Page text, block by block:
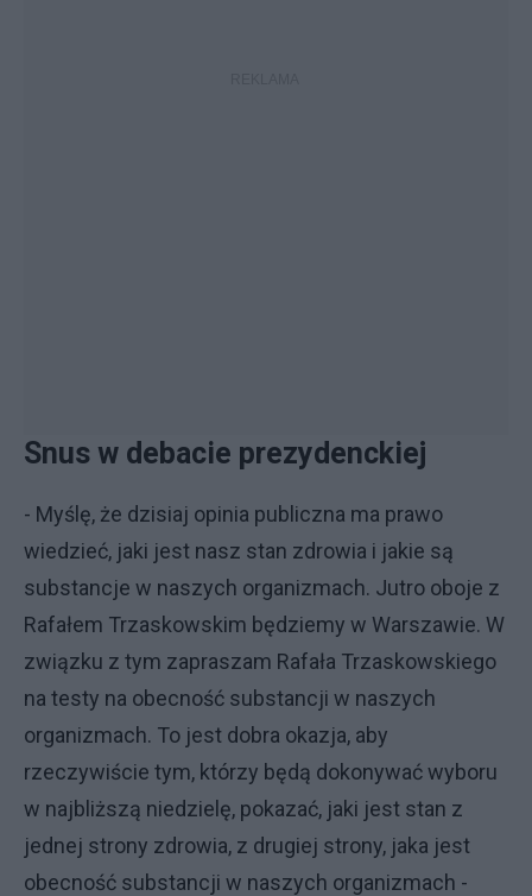
Snus w debacie prezydenckiej
- Myślę, że dzisiaj opinia publiczna ma prawo
wiedzieć, jaki jest nasz stan zdrowia i jakie są
substancje w naszych organizmach. Jutro oboje z
Rafałem Trzaskowskim będziemy w Warszawie. W
związku z tym zapraszam Rafała Trzaskowskiego
na testy na obecność substancji w naszych
organizmach. To jest dobra okazja, aby
rzeczywiście tym, którzy będą dokonywać wyboru
w najbliższą niedzielę, pokazać, jaki jest stan z
jednej strony zdrowia, z drugiej strony, jaka jest
obecność substancji w naszych organizmach -